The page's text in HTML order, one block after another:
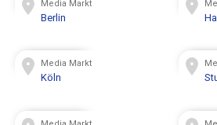
Media Markt
Berlin
Media Markt
Köln